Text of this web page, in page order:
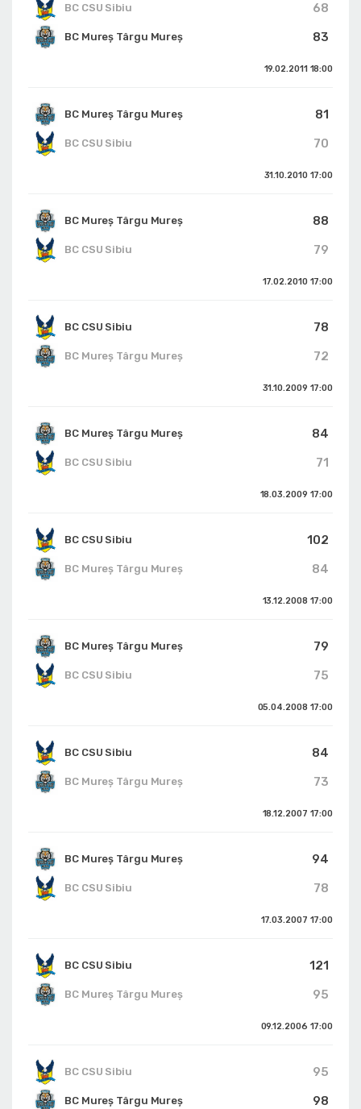
BC CSU Sibiu
68
83
BC Mureș Târgu Mureș
19.02.2011 18:00
BC Mureș Târgu Mureș
81
70
BC CSU Sibiu
31.10.2010 17:00
BC Mureș Târgu Mureș
88
79
BC CSU Sibiu
17.02.2010 17:00
BC CSU Sibiu
78
72
BC Mureș Târgu Mureș
31.10.2009 17:00
BC Mureș Târgu Mureș
84
71
BC CSU Sibiu
18.03.2009 17:00
BC CSU Sibiu
102
84
BC Mureș Târgu Mureș
13.12.2008 17:00
BC Mureș Târgu Mureș
79
75
BC CSU Sibiu
05.04.2008 17:00
BC CSU Sibiu
84
73
BC Mureș Târgu Mureș
18.12.2007 17:00
BC Mureș Târgu Mureș
94
78
BC CSU Sibiu
17.03.2007 17:00
BC CSU Sibiu
121
95
BC Mureș Târgu Mureș
09.12.2006 17:00
BC CSU Sibiu
95
98
BC Mureș Târgu Mureș